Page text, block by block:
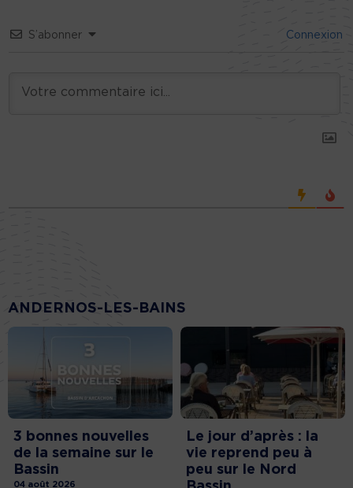
S’abonner Connexion
ANDERNOS-LES-BAINS
3 bonnes nouvelles
de la semaine sur le
Bassin
04 août 2026
Le jour d’après : la
vie reprend peu à
peu sur le Nord